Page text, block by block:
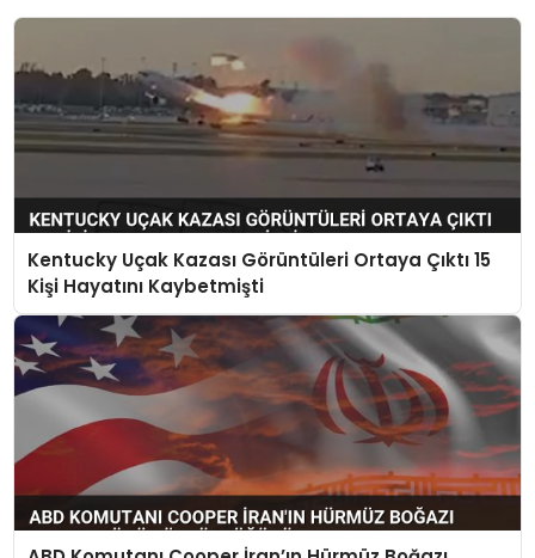
Kentucky Uçak Kazası Görüntüleri Ortaya Çıktı 15
Kişi Hayatını Kaybetmişti